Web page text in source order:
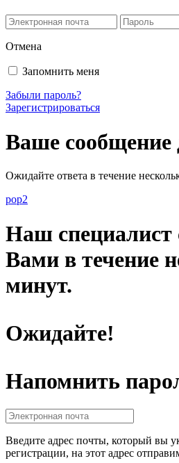
Отмена
Запомнить меня
Забыли пароль?
Зарегистрироваться
Ваше сообщение
Ожидайте ответа в течение
pop2
Наш специалист
Вами в течение
минут.
Ожидайте!
Напомнить
Введите адрес почты, который вы
регистрации, на этот адрес